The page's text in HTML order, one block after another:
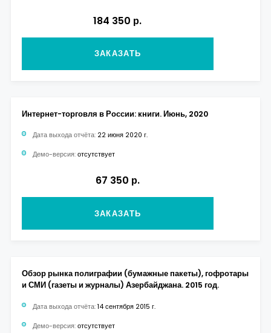
184 350 р.
ЗАКАЗАТЬ
Интернет-торговля в России: книги. Июнь, 2020
Дата выхода отчёта: 22 июня 2020 г.
Демо-версия: отсутствует
67 350 р.
ЗАКАЗАТЬ
Обзор рынка полиграфии (бумажные пакеты), гофротары
и СМИ (газеты и журналы) Азербайджана. 2015 год.
Дата выхода отчёта: 14 сентября 2015 г.
Демо-версия: отсутствует